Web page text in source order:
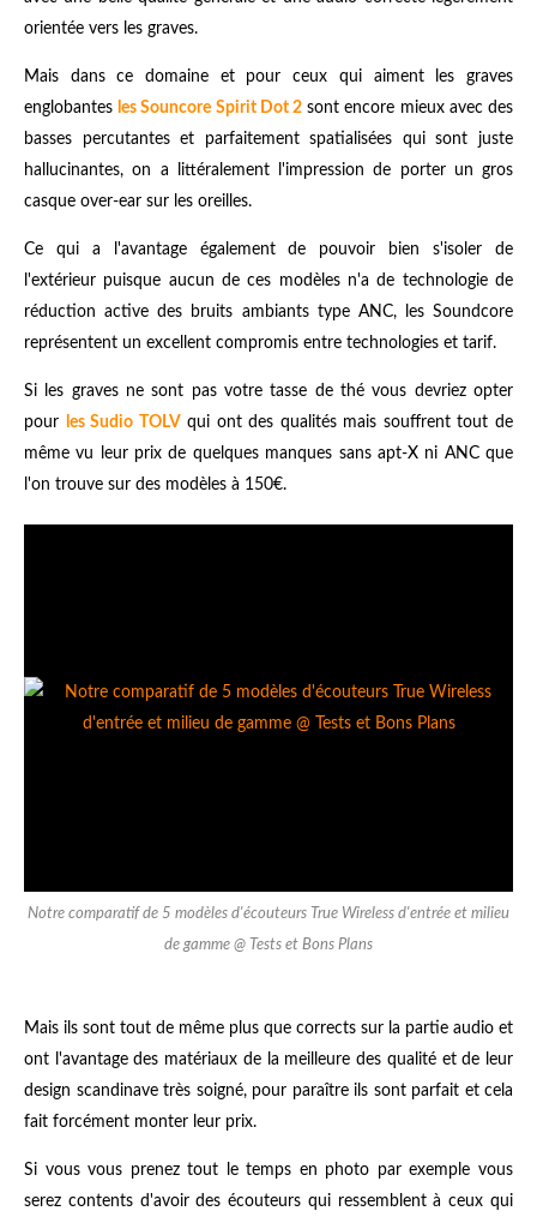
orientée vers les graves.
Mais dans ce domaine et pour ceux qui aiment les graves
englobantes les Souncore Spirit Dot 2 sont encore mieux avec des
basses percutantes et parfaitement spatialisées qui sont juste
hallucinantes, on a littéralement l'impression de porter un gros
casque over-ear sur les oreilles.
Ce qui a l'avantage également de pouvoir bien s'isoler de
l'extérieur puisque aucun de ces modèles n'a de technologie de
réduction active des bruits ambiants type ANC, les Soundcore
représentent un excellent compromis entre technologies et tarif.
Si les graves ne sont pas votre tasse de thé vous devriez opter
pour
les Sudio TOLV qui ont des qualités mais souffrent tout de
même vu leur prix de quelques manques sans apt-X ni ANC que
l'on trouve sur des modèles à 150€.
Notre comparatif de 5 modèles d'écouteurs True Wireless d'entrée et milieu
de gamme @ Tests et Bons Plans
Mais ils sont tout de même plus que corrects sur la partie audio et
ont l'avantage des matériaux de la meilleure des qualité et de leur
design scandinave très soigné, pour paraître ils sont parfait et cela
fait forcément monter leur prix.
Si vous vous prenez tout le temps en photo par exemple vous
serez contents d'avoir des écouteurs qui ressemblent à ceux qui